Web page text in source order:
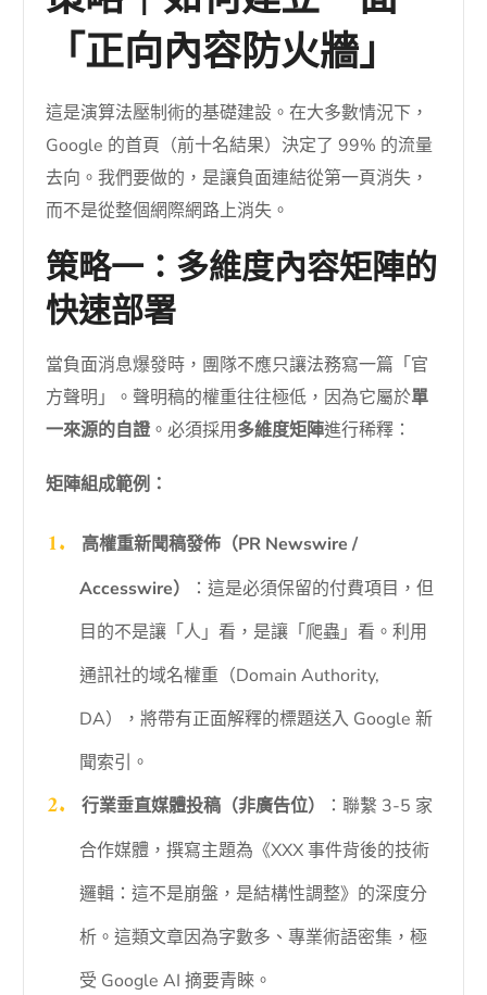
「正向內容防火牆」
這是演算法壓制術的基礎建設。在大多數情況下，
Google 的首頁（前十名結果）決定了 99% 的流量
去向。我們要做的，是讓負面連結從第一頁消失，
而不是從整個網際網路上消失。
策略一：多維度內容矩陣的
快速部署
當負面消息爆發時，團隊不應只讓法務寫一篇「官
方聲明」。聲明稿的權重往往極低，因為它屬於單
一來源的自證 。必須採用多維度矩陣進行稀釋：
矩陣組成範例：
高權重新聞稿發佈（PR Newswire /
Accesswire）
：這是必須保留的付費項目，但
目的不是讓「人」看，是讓「爬蟲」看。利用
通訊社的域名權重（Domain Authority,
DA），將帶有正面解釋的標題送入 Google 新
聞索引。
行業垂直媒體投稿（非廣告位）
：聯繫 3-5 家
合作媒體，撰寫主題為《XXX 事件背後的技術
邏輯：這不是崩盤，是結構性調整》的深度分
析。這類文章因為字數多、專業術語密集，極
受 Google AI 摘要青睞。